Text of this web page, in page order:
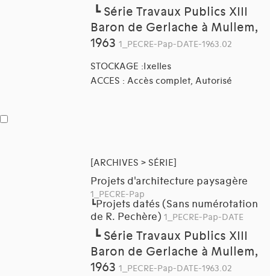
┗ Série Travaux Publics XIII
Baron de Gerlache à Mullem,
1963 1_PECRE-Pap-DATE-1963.02
STOCKAGE :Ixelles
ACCES : Accès complet, Autorisé
[ARCHIVES > SÉRIE]
Projets d'architecture paysagère
1_PECRE-Pap
┗Projets datés (Sans numérotation
de R. Pechère) 1_PECRE-Pap-DATE
┗ Série Travaux Publics XIII
Baron de Gerlache à Mullem,
1963 1_PECRE-Pap-DATE-1963.02